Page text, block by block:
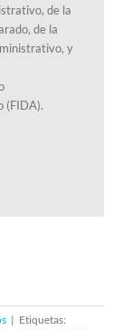
de la
de la
y
(FIDA).
| Etiquetas: